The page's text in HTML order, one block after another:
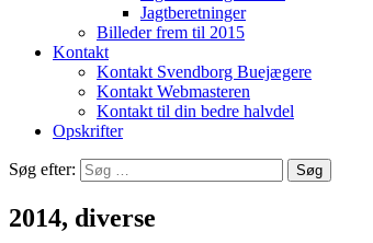
Jagtberetninger
Billeder frem til 2015
Kontakt
Kontakt Svendborg Buejægere
Kontakt Webmasteren
Kontakt til din bedre halvdel
Opskrifter
Søg efter:
2014, diverse